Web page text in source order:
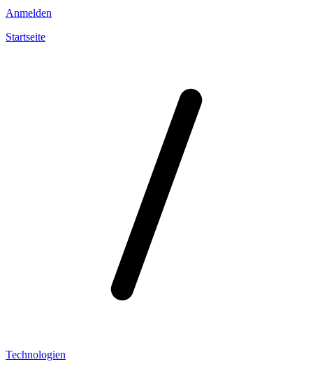
Anmelden
Startseite
Technologien